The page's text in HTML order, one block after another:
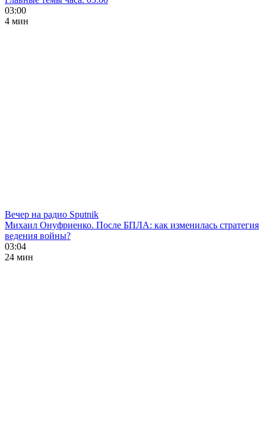
03:00
4 мин
Вечер на радио Sputnik
Михаил Онуфриенко. После БПЛА: как изменилась стратегия
ведения войны?
03:04
24 мин